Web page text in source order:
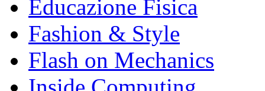
Educazione Fisica
Fashion & Style
Flash on Mechanics